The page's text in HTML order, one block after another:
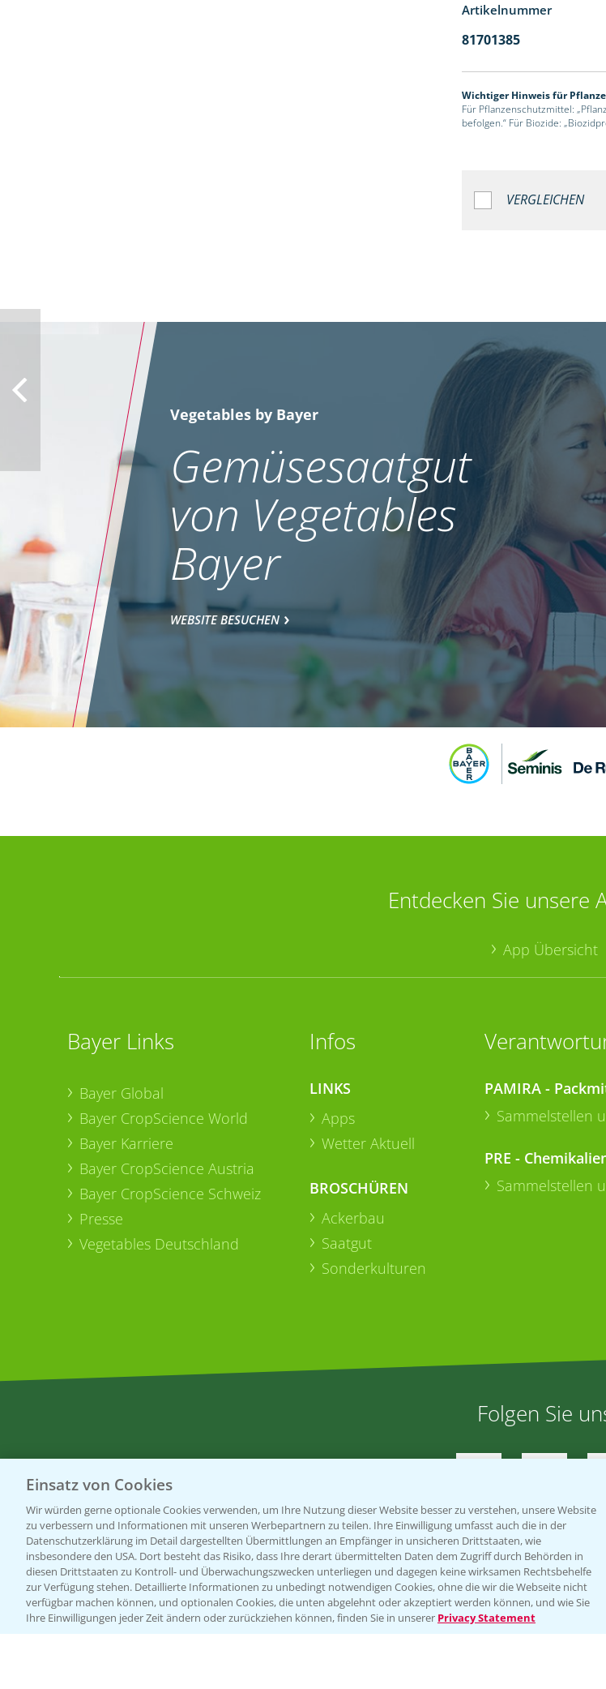
Artikelnummer
81701385
Wichtiger Hinweis für
Für Pflanzenschutzmittel:
befolgen.“ Für Biozide:
VERGLEICHEN
Bis zu 4 Produkte vergleichen:
Vegetables by Bayer
Gemüsesaatgut
von Vegetables
Bayer
WEBSITE BESUCHEN
Entdecken Sie unsere
App Übersicht
Bayer Links
Bayer Global
Bayer CropScience World
Bayer Karriere
Bayer CropScience Austria
Bayer CropScience Schweiz
Presse
Vegetables Deutschland
Infos
LINKS
Apps
Wetter Aktuell
BROSCHÜREN
Ackerbau
Saatgut
Sonderkulturen
PAMIRA -
Sammelstellen
PRE -
Sammelstellen
Folgen Sie
Allgemeine Nutzungsbedingungen Datenschutzerklärung Impressum Gebrauchshinweise
Einsatz von Cookies
Wir würden gerne optionale Cookies verwenden, um Ihre Nutzung dieser Website besser zu verstehen, unsere Website
zu verbessern und Informationen mit unseren Werbepartnern zu teilen. Ihre Einwilligung umfasst auch die in der
Datenschutzerklärung im Detail dargestellten Übermittlungen an Empfänger in unsicheren Drittstaaten, wie
insbesondere den USA. Dort besteht das Risiko, dass Ihre derart übermittelten Daten dem Zugriff durch Behörden in
diesen Drittstaaten zu Kontroll- und Überwachungszwecken unterliegen und dagegen keine wirksamen Rechtsbehelfe
zur Verfügung stehen. Detaillierte Informationen zu unbedingt notwendigen Cookies, ohne die wir die Webseite nicht
verfügbar machen können, und optionalen Cookies, die unten abgelehnt oder akzeptiert werden können, und wie Sie
Ihre Einwilligungen jeder Zeit ändern oder zurückziehen können, finden Sie in unserer Privacy Statement